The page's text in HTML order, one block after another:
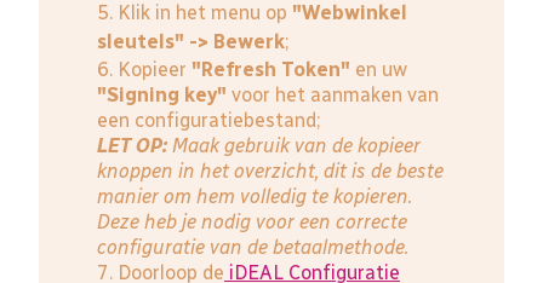
5. Klik in het menu op "Webwinkel
sleutels" -> Bewerk;
6. Kopieer "Refresh Token" en uw
"Signing key" voor het aanmaken van
een configuratiebestand;
LET OP: Maak gebruik van de kopieer
knoppen in het overzicht, dit is de beste
manier om hem volledig te kopieren.
Deze heb je nodig voor een correcte
configuratie van de betaalmethode.
7. Doorloop de iDEAL Configuratie